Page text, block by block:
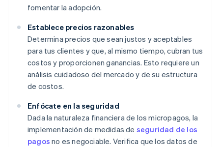
fomentar la adopción.
Establece precios razonables
Determina precios que sean justos y aceptables
para tus clientes y que, al mismo tiempo, cubran tus
costos y proporcionen ganancias. Esto requiere un
análisis cuidadoso del mercado y de su estructura
de costos.
Enfócate en la seguridad
Dada la naturaleza financiera de los micropagos, la
implementación de medidas de seguridad de los
pagos no es negociable. Verifica que los datos de